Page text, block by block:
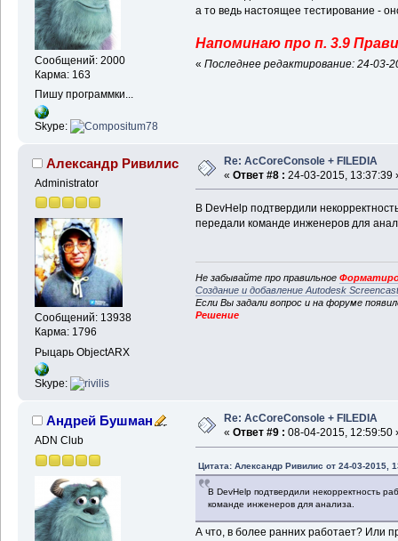
Сообщений: 2000
Карма: 163
Пишу программки...
Skype:
а то ведь настоящее тестирование -
Напоминаю про п. 3.9
« Последнее редактирование: 24-03-
Александр Ривилис
Administrator
Сообщений: 13938
Карма: 1796
Рыцарь ObjectARX
Skype:
Re: AcCoreConsole + FILEDIA
« Ответ #8 : 24-03-2015, 13:37:39
В DevHelp подтвердили
передали команде инженеров для
Не забывайте про правильное
Создание и добавление Autodesk
Если Вы задали вопрос и на форуме
Решение
Андрей Бушман
ADN Club
Re: AcCoreConsole + FILEDIA
« Ответ #9 : 08-04-2015, 12:59:50
Цитата: Александр Ривилис от 24-03-2015,
В DevHelp подтвердили некорректность
команде инженеров для анализа.
А что, в более ранних работает? Или